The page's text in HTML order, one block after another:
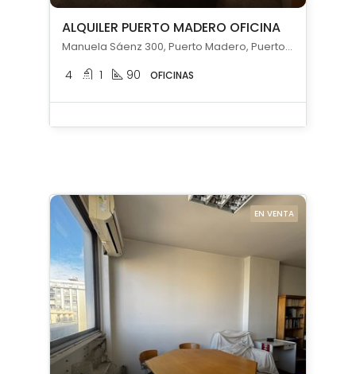
ALQUILER PUERTO MADERO OFICINA
Manuela Sáenz 300, Puerto Madero, Puerto Madero, Capital Federal
4 1 90 OFICINAS
EN VENTA